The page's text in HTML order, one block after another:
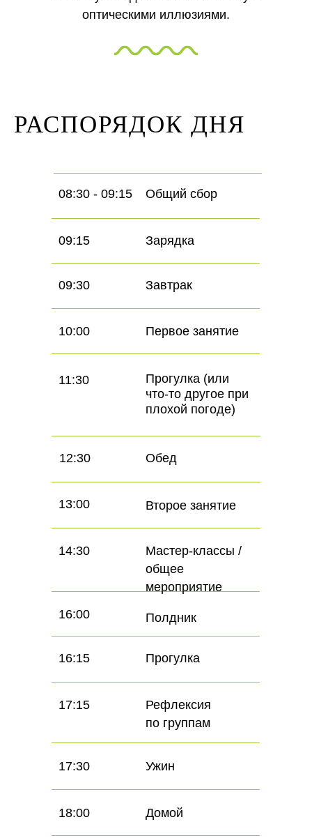
оптическими иллюзиями.
РАСПОРЯДОК ДНЯ
18:00 Домой
17:15
17:30
Рефлексия
по группам
Ужин
16:15 Прогулка
16:00 Полдник
14:30
Мастер-классы /
общее
мероприятие
08:30 - 09:15 Общий сбор
11:30
Прогулка (или
что-то другое при
плохой погоде)
13:00 Второе занятие
12:30 Обед
10:00 Первое занятие
09:30 Завтрак
09:15 Зарядка